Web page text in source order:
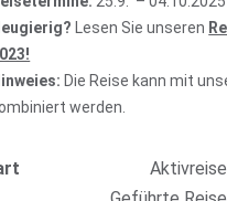
Lesen Sie unseren
Die Reise kann mit
werden.